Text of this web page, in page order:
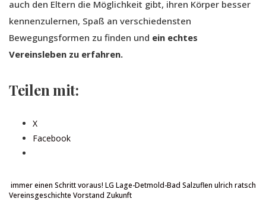
auch den Eltern die Möglichkeit gibt, ihren Körper besser
kennenzulernen, Spaß an verschiedensten
Bewegungsformen zu finden und ein echtes
Vereinsleben zu erfahren.
Teilen mit:
X
Facebook
immer einen Schritt voraus! LG Lage-Detmold-Bad Salzuflen ulrich ratsch
Vereinsgeschichte Vorstand Zukunft